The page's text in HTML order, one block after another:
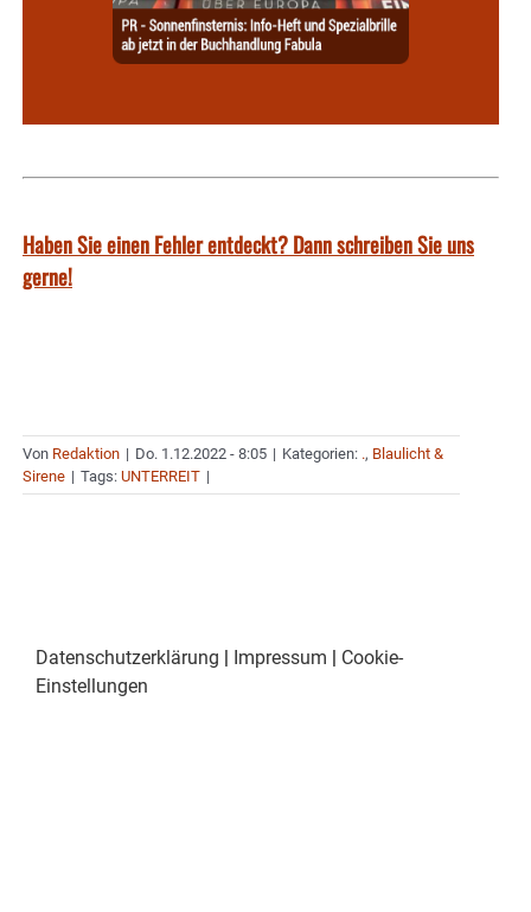
Haben Sie einen Fehler entdeckt? Dann schreiben Sie uns
gerne!
Von Redaktion | Do. 1.12.2022 - 8:05 | Kategorien: ., Blaulicht &
Sirene | Tags: UNTERREIT |
Datenschutzerklärung | Impressum | Cookie-
Einstellungen